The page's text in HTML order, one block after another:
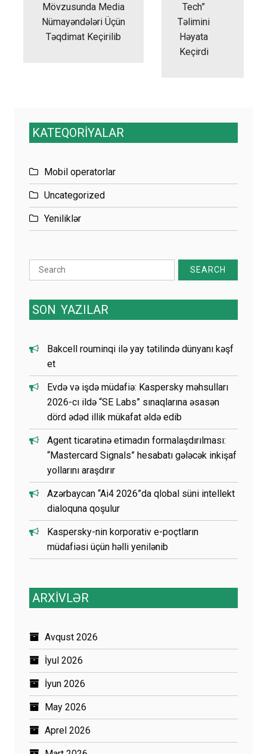
Mövzusunda Media
Nümayəndələri Üçün
Təqdimat Keçirilib
Tech”
Təlimini
Həyata
Keçirdi
KATEQORİYALAR
Mobil operatorlar
Uncategorized
Yeniliklər
Search
for:
SON YAZILAR
Bakcell rouminqi ilə yay tətilində dünyanı kəşf
et
Evdə və işdə müdafiə: Kaspersky məhsulları
2026-cı ildə “SE Labs” sınaqlarına əsasən
dörd ədəd illik mükafat əldə edib
Agent ticarətinə etimadın formalaşdırılması:
“Mastercard Signals” hesabatı gələcək inkişaf
yollarını araşdırır
Azərbaycan “Ai4 2026”da qlobal süni intellekt
dialoquna qoşulur
Kaspersky-nin korporativ e-poçtların
müdafiəsi üçün həlli yenilənib
ARXİVLƏR
Avqust 2026
İyul 2026
İyun 2026
May 2026
Aprel 2026